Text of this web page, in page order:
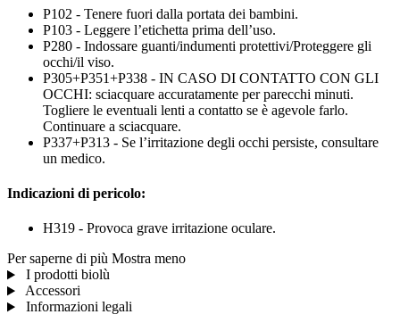
P102 - Tenere fuori dalla portata dei bambini.
P103 - Leggere l’etichetta prima dell’uso.
P280 - Indossare guanti/indumenti protettivi/Proteggere gli
occhi/il viso.
P305+P351+P338 - IN CASO DI CONTATTO CON GLI
OCCHI: sciacquare accuratamente per parecchi minuti.
Togliere le eventuali lenti a contatto se è agevole farlo.
Continuare a sciacquare.
P337+P313 - Se l’irritazione degli occhi persiste, consultare
un medico.
Indicazioni di pericolo:
H319 - Provoca grave irritazione oculare.
Per saperne di più Mostra meno
I prodotti biolù
Accessori
Informazioni legali